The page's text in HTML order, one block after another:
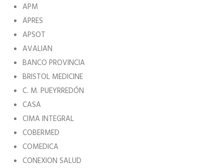
APM
APRES
APSOT
AVALIAN
BANCO PROVINCIA
BRISTOL MEDICINE
C. M. PUEYRREDÓN
CASA
CIMA INTEGRAL
COBERMED
COMEDICA
CONEXION SALUD